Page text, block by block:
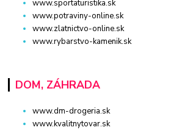
www.sportaturistika.sk
www.potraviny-online.sk
www.zlatnictvo-online.sk
www.rybarstvo-kamenik.sk
DOM, ZÁHRADA
www.dm-drogeria.sk
www.kvalitnytovar.sk